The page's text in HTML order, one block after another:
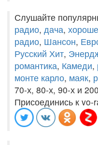
Слушайте
радио, дача,
радио, Шансон,
Русский Хит,
романтика, Камеди,
монте карло, маяк,
70-х, 80-х, 90-х и
Присоединись к vo-